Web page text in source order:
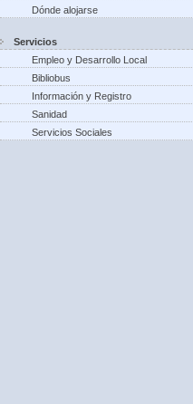
Dónde alojarse
Servicios
Empleo y Desarrollo Local
Bibliobus
Información y Registro
Sanidad
Servicios Sociales